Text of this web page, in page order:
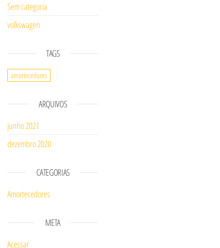
Sem categoria
volkswagen
TAGS
amortecedores
ARQUIVOS
junho 2021
dezembro 2020
CATEGORIAS
Amortecedores
META
Acessar